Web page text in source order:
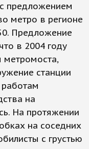
предложением
метро в регионе
Предложение
в 2004 году
метромоста,
станции
работам
на
На протяжении
на соседних
с грустью